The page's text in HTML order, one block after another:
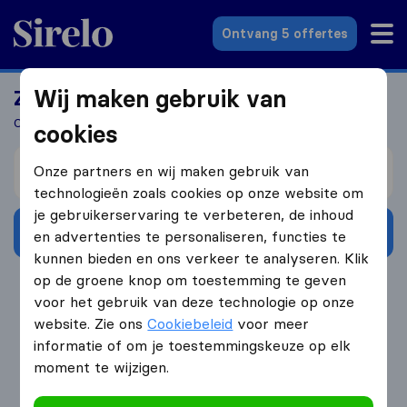
Sirelo.nl
Ontvang 5 offertes
Zoek jij een verhuizer?
Ontvang 5 gratis offertes in 3 stappen
Verhuizen van
Ontvang gratis offertes
4.3 793 Google reviews
Wij maken gebruik van
cookies
Onze partners en wij maken gebruik van
technologieën zoals cookies op onze website om
je gebruikerservaring te verbeteren, de inhoud
en advertenties te personaliseren, functies te
kunnen bieden en ons verkeer te analyseren. Klik
op de groene knop om toestemming te geven
voor het gebruik van deze technologie op onze
website. Zie onsCookiebeleid voor meer
informatie of om je toestemmingskeuze op elk
moment te wijzigen.